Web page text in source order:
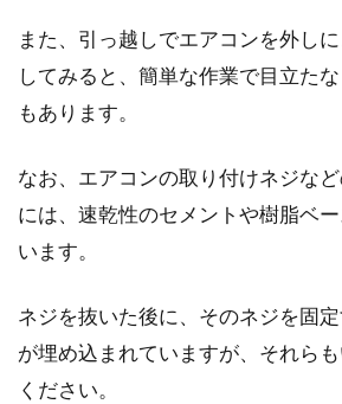
また、引っ越しでエアコンを外し
してみると、簡単な作業で目立た
もあります。
なお、エアコンの取り付けネジな
には、速乾性のセメントや樹脂ベ
います。
ネジを抜いた後に、そのネジを固
が埋め込まれていますが、それら
ください。